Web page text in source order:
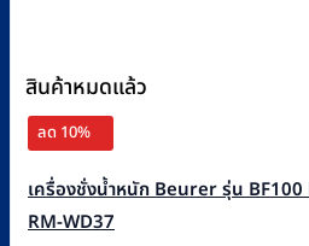
สินค้าหมดแล้ว
ลด 10%
เครื่องชั่งน้ำหนัก Beurer รุ่น
RM-WD37